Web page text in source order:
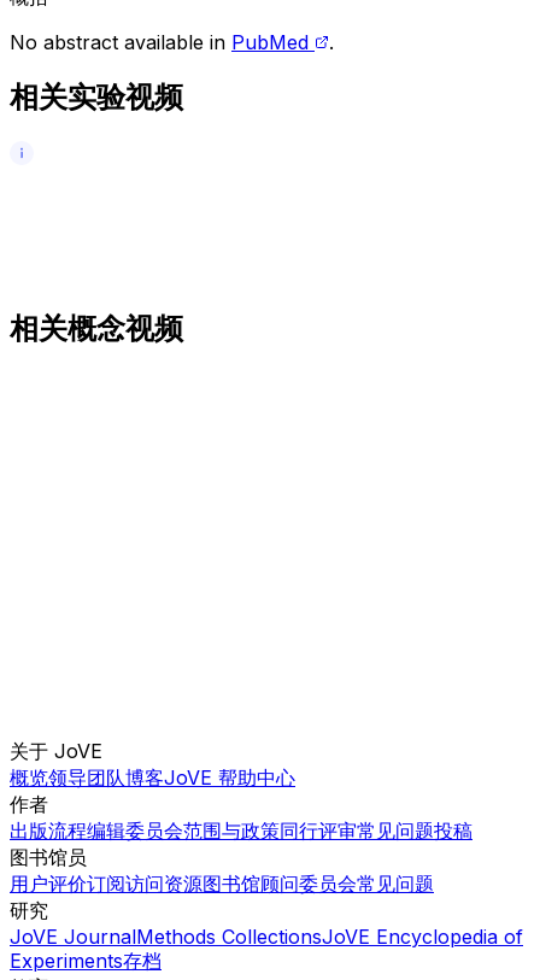
No abstract available in PubMed .
相关实验视频
相关概念视频
关于 JoVE
概览领导团队博客JoVE 帮助中心
作者
出版流程编辑委员会范围与政策同行评审常见问题投稿
图书馆员
用户评价订阅访问资源图书馆顾问委员会常见问题
研究
JoVE JournalMethods CollectionsJoVE Encyclopedia of
Experiments存档